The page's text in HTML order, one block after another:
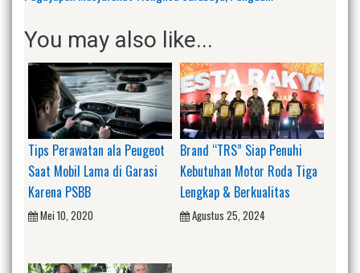
You may also like...
Tips Perawatan ala Peugeot
Saat Mobil Lama di Garasi
Karena PSBB
Mei 10, 2020
Brand “TRS” Siap Penuhi
Kebutuhan Motor Roda Tiga
Lengkap & Berkualitas
Agustus 25, 2024